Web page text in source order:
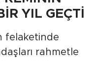
YIL GEÇTİ
felaketinde
rahmetle